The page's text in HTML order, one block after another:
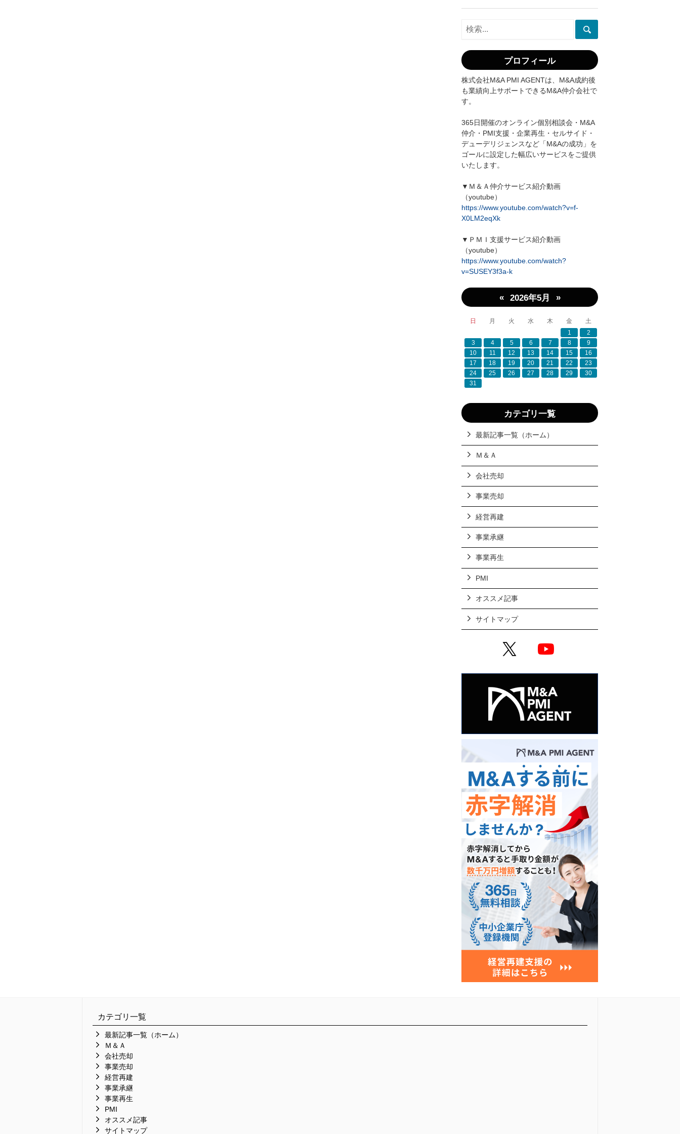
プロフィール
株式会社M&A PMI AGENTは、M&A成約後
も業績向上サポートできるM&A仲介会社で
す。
365日開催のオンライン個別相談会・M&A
仲介・PMI支援・企業再生・セルサイド・
デューデリジェンスなど「M&Aの成功」を
ゴールに設定した幅広いサービスをご提供
いたします。
▼Ｍ＆Ａ仲介サービス紹介動画
（youtube）
https://www.youtube.com/watch?v=f-
X0LM2eqXk
▼ＰＭＩ支援サービス紹介動画
（youtube）
https://www.youtube.com/watch?
v=SUSEY3f3a-k
« 2026年5月 »
日 月 火 水 木 金
土
1
2
3
4 5 6 7 8
9
10
11 12 13 14 15
16
17
18 19 20 21 22
23
24
25 26 27 28 29
30
31
カテゴリ一覧
最新記事一覧（ホーム）
Ｍ＆Ａ
会社売却
事業売却
経営再建
事業承継
事業再生
PMI
オススメ記事
サイトマップ
X
カテゴリ一覧
最新記事一覧（ホーム）
Ｍ＆Ａ
会社売却
事業売却
経営再建
事業承継
事業再生
PMI
オススメ記事
サイトマップ